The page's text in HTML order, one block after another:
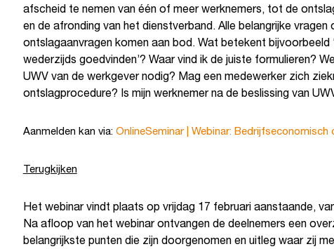
afscheid te nemen van één of meer werknemers, tot de
en de afronding van het dienstverband. Alle belangrijke vragen
ontslagaanvragen komen aan bod. Wat betekent bijvoorbeeld
wederzijds goedvinden’? Waar vind ik de juiste formulieren?
UWV van de werkgever nodig? Mag een medewerker zich
ontslagprocedure? Is mijn werknemer na de beslissing van
Aanmelden kan via: OnlineSeminar | Webinar: Bedrijfseconomisch
Terugkijken
Het webinar vindt plaats op vrijdag 17 februari aanstaande,
Na afloop van het webinar ontvangen de deelnemers een
belangrijkste punten die zijn doorgenomen en uitleg waar zij